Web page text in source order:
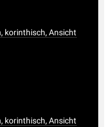
korinthisch, Ansicht
korinthisch, Ansicht